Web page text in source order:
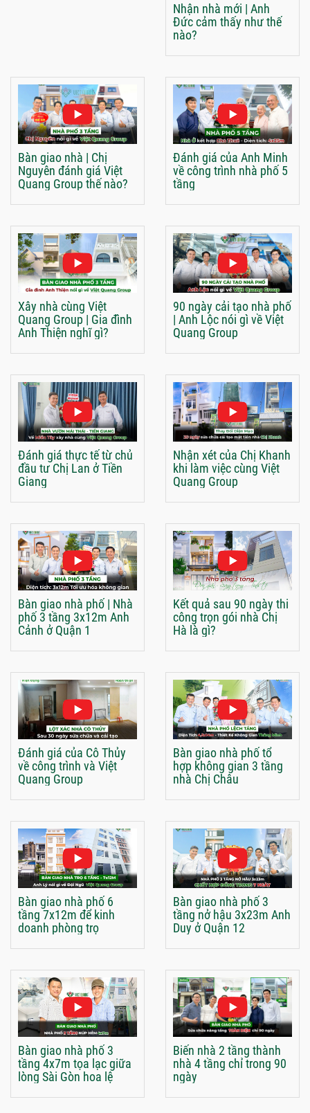
Nhận nhà mới | Anh
Đức cảm thấy như thế
nào?
Bàn giao nhà | Chị
Nguyên đánh giá Việt
Quang Group thế nào?
Đánh giá của Anh Minh
về công trình nhà phố 5
tầng
Xây nhà cùng Việt
Quang Group | Gia đình
Anh Thiện nghĩ gì?
90 ngày cải tạo nhà phố
| Anh Lộc nói gì về Việt
Quang Group
Đánh giá thực tế từ chủ
đầu tư Chị Lan ở Tiền
Giang
Nhận xét của Chị Khanh
khi làm việc cùng Việt
Quang Group
Bàn giao nhà phố | Nhà
phố 3 tầng 3x12m Anh
Cảnh ở Quận 1
Kết quả sau 90 ngày thi
công trọn gói nhà Chị
Hà là gì?
Đánh giá của Cô Thủy
về công trình và Việt
Quang Group
Bàn giao nhà phố tổ
hợp không gian 3 tầng
nhà Chị Châu
Bàn giao nhà phố 6
tầng 7x12m để kinh
doanh phòng trọ
Bàn giao nhà phố 3
tầng nở hậu 3x23m Anh
Duy ở Quận 12
Bàn giao nhà phố 3
tầng 4x7m tọa lạc giữa
lòng Sài Gòn hoa lệ
Biến nhà 2 tầng thành
nhà 4 tầng chỉ trong 90
ngày